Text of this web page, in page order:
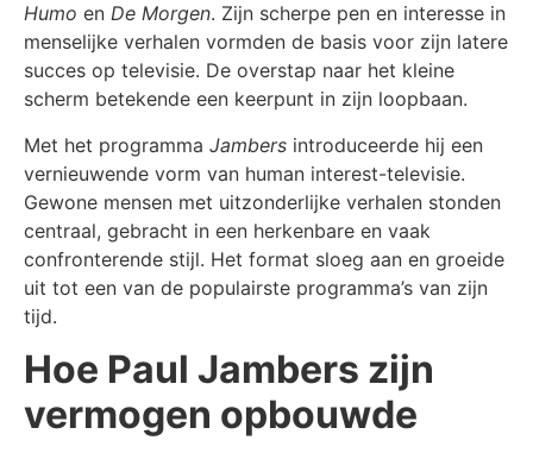
Humo en De Morgen. Zijn scherpe pen en interesse in
menselijke verhalen vormden de basis voor zijn latere
succes op televisie. De overstap naar het kleine
scherm betekende een keerpunt in zijn loopbaan.
Met het programma Jambers introduceerde hij een
vernieuwende vorm van human interest-televisie.
Gewone mensen met uitzonderlijke verhalen stonden
centraal, gebracht in een herkenbare en vaak
confronterende stijl. Het format sloeg aan en groeide
uit tot een van de populairste programma’s van zijn
tijd.
Hoe Paul Jambers zijn
vermogen opbouwde